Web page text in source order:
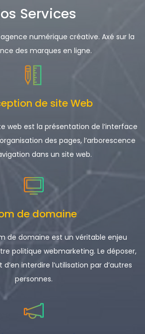
Services
numérique créative. Axé sur la
des marques en ligne.
de site Web
web est la présentation de l’interface
des pages, l’arborescence
dans un site web.
de domaine
de domaine est un véritable enjeu
politique webmarketing. Le déposer,
interdire l’utilisation par d’autres
personnes.